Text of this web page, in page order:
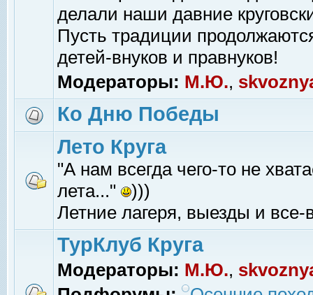
делали наши давние
Пусть традиции
детей-внуков и правнуков!
Модераторы: М.Ю.,
Ко Дню Победы
Лето Круга
"А нам всегда чего-то не
лета..."
)))
Летние лагеря, выезды и все-
ТурКлуб Круга
Модераторы: М.Ю.,